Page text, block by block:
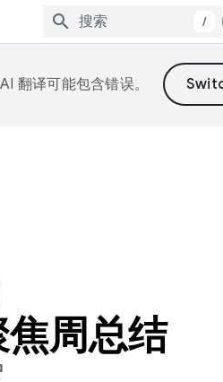
/
翻译可能包含错误。
周总结